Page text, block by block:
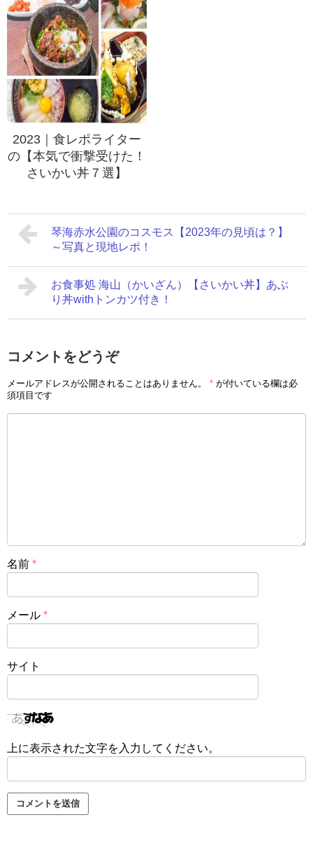
2023｜食レポライター
の【本気で衝撃受けた！
さいかい丼７選】
琴海赤水公園のコスモス【2023年の見頃は？】
～写真と現地レポ！
お食事処 海山（かいざん）【さいかい丼】あぶ
り丼withトンカツ付き！
コメントをどうぞ
メールアドレスが公開されることはありません。 * が付いている欄は必
須項目です
名前 *
メール *
サイト
上に表示された文字を入力してください。